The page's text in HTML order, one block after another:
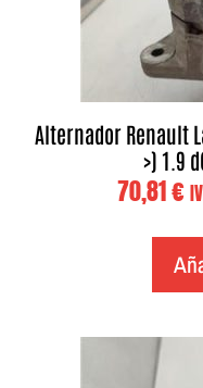
Alternador Renault
>) 1.9
70,81€